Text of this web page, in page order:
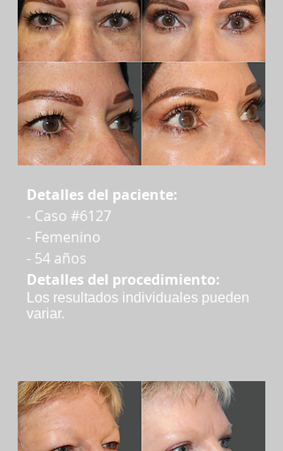
Detalles del paciente:
- Caso #6127
- Femenino
- 54 años
Detalles del procedimiento:
Los resultados individuales pueden
variar.